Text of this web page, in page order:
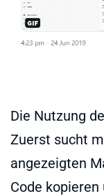
Die Nutzung
Zuerst sucht
angezeigten
Code